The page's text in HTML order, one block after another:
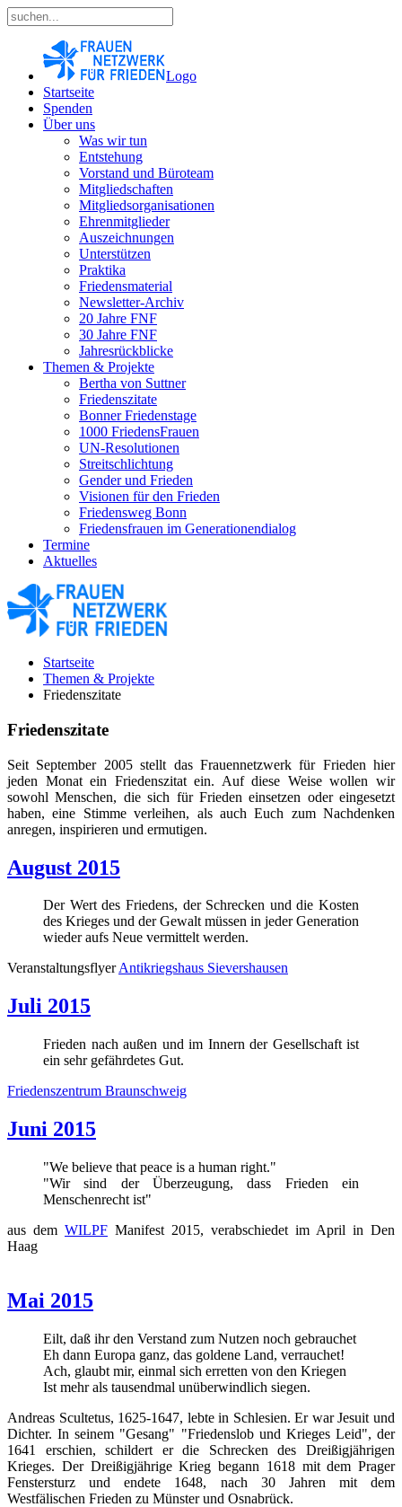
Logo
Startseite
Spenden
Über uns
Was wir tun
Entstehung
Vorstand und Büroteam
Mitgliedschaften
Mitgliedsorganisationen
Ehrenmitglieder
Auszeichnungen
Unterstützen
Praktika
Friedensmaterial
Newsletter-Archiv
20 Jahre FNF
30 Jahre FNF
Jahresrückblicke
Themen & Projekte
Bertha von Suttner
Friedenszitate
Bonner Friedenstage
1000 FriedensFrauen
UN-Resolutionen
Streitschlichtung
Gender und Frieden
Visionen für den Frieden
Friedensweg Bonn
Friedensfrauen im Generationendialog
Termine
Aktuelles
Startseite
Themen & Projekte
Friedenszitate
Friedenszitate
Seit September 2005 stellt das Frauennetzwerk für Frieden hier
jeden Monat ein Friedenszitat ein. Auf diese Weise wollen wir
sowohl Menschen, die sich für Frieden einsetzen oder eingesetzt
haben, eine Stimme verleihen, als auch Euch zum Nachdenken
anregen, inspirieren und ermutigen.
August 2015
Der Wert des Friedens, der Schrecken und die Kosten
des Krieges und der Gewalt müssen in jeder Generation
wieder aufs Neue vermittelt werden.
VeranstaltungsflyerAntikriegshaus Sievershausen
Juli 2015
Frieden nach außen und im Innern der Gesellschaft ist
ein sehr gefährdetes Gut.
Friedenszentrum Braunschweig
Juni 2015
"We believe that peace is a human right."
"Wir sind der Überzeugung, dass Frieden ein
Menschenrecht ist"
aus dem WILPF Manifest 2015, verabschiedet im April in Den
Haag
Mai 2015
Eilt, daß ihr den Verstand zum Nutzen noch gebrauchet
Eh dann Europa ganz, das goldene Land, verrauchet!
Ach, glaubt mir, einmal sich erretten von den Kriegen
Ist mehr als tausendmal unüberwindlich siegen.
Andreas Scultetus, 1625-1647, lebte in Schlesien. Er war Jesuit und
Dichter. In seinem "Gesang" "Friedenslob und Krieges Leid", der
1641 erschien, schildert er die Schrecken des Dreißigjährigen
Krieges. Der Dreißigjährige Krieg begann 1618 mit dem Prager
Fenstersturz und endete 1648, nach 30 Jahren mit dem
Westfälischen Frieden zu Münster und Osnabrück.